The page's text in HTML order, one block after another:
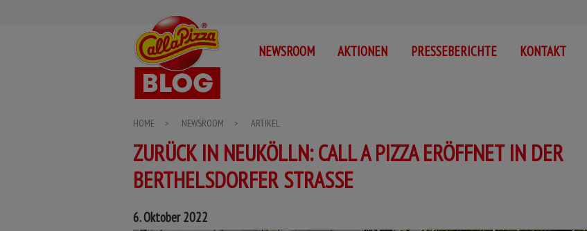
Call a Pizza BLOG
Sammelort für das Call a Pizza Franchise
NEWSROOM AKTIONEN PRESSEBERICHTE KONTAKT
HOME > NEWSROOM > ARTIKEL
ZURÜCK IN NEUKÖLLN: CALL A PIZZA ERÖFFNET IN DER
BERTHELSDORFER STRASSE
6. Oktober 2022